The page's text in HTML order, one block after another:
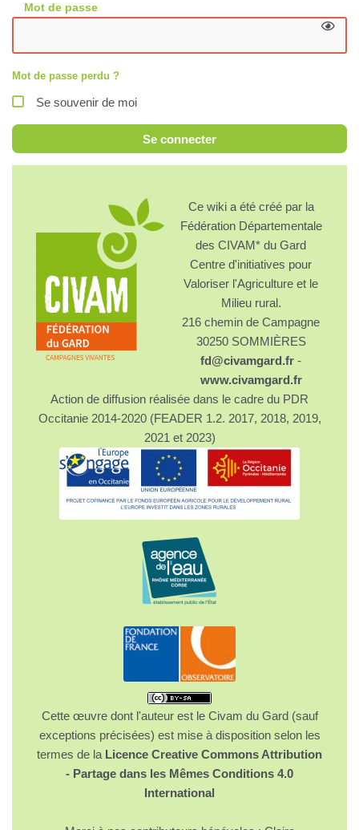
Mot de passe
Mot de passe perdu ?
Se souvenir de moi
Se connecter
Ce wiki a été créé par la
Fédération Départementale
des CIVAM* du Gard
Centre d'initiatives pour
Valoriser l'Agriculture et le
Milieu rural.
216 chemin de Campagne
30250 SOMMIÈRES
fd@civamgard.fr -
www.civamgard.fr
Action de diffusion réalisée dans le cadre du PDR
Occitanie 2014-2020 (FEADER 1.2. 2017, 2018, 2019,
2021 et 2023)
Cette œuvre dont l'auteur est le Civam du Gard (sauf
exceptions précisées) est mise à disposition selon les
termes de la Licence Creative Commons Attribution
- Partage dans les Mêmes Conditions 4.0
International